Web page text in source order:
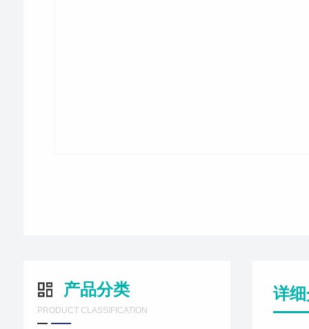
产品分类
PRODUCT CLASSIFICATION
详